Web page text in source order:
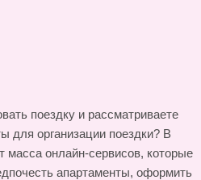
поездку и рассматриваете
для организации поездки? В
масса онлайн-сервисов, которые
апартаменты, оформить